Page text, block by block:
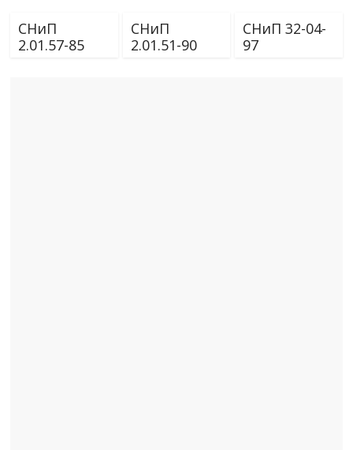
СНиП
2.01.57-85
СНиП
2.01.51-90
СНиП 32-04-
97